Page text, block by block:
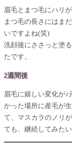
眉毛とまつ毛にハリ
まつ毛の長さにはま
いですよね(笑)
洗顔後にささっと塗
たです。
2週間後
眉毛に嬉しい変化が
かった場所に産毛が
て、マスカラのノリ
ても、継続してみた